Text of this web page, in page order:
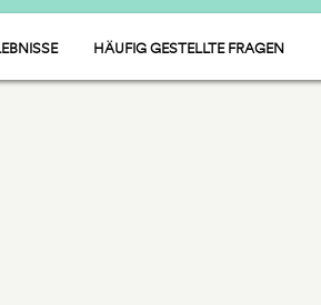
HÄUFIG GESTELLTE FRAGEN